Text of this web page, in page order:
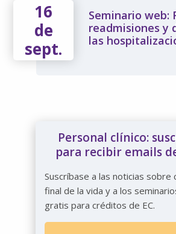
16
de
sept.
Seminario web:
readmisiones y
las
Personal clínico:
para recibir emails
Suscríbase a las noticias sobre
final de la vida y a los
gratis para créditos de EC.